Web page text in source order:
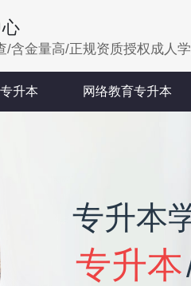
/含金量高/正规资质授权成人
升本 网络教育专升本
专升本
专升本